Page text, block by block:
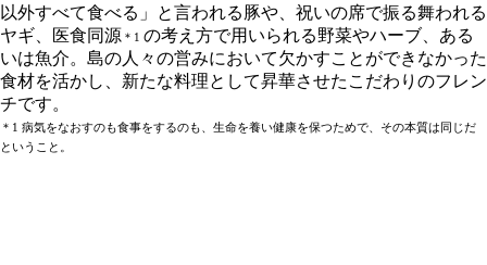
以外すべて食べる」と言われる豚や、祝いの席で振る舞われる
ヤギ、医食同源 ＊1 の考え方で用いられる野菜やハーブ、ある
いは魚介。島の人々の営みにおいて欠かすことができなかった
食材を活かし、新たな料理として昇華させたこだわりのフレン
チです。
＊1 病気をなおすのも食事をするのも、生命を養い健康を保つためで、その本質は同じだ
ということ。